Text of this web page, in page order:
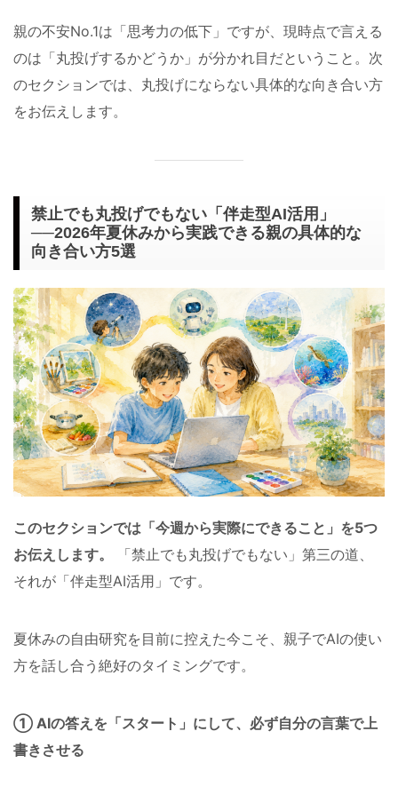
親の不安No.1は「思考力の低下」ですが、現時点で言える
のは「丸投げするかどうか」が分かれ目だということ。次
のセクションでは、丸投げにならない具体的な向き合い方
をお伝えします。
禁止でも丸投げでもない「伴走型AI活用」
──2026年夏休みから実践できる親の具体的な
向き合い方5選
このセクションでは「今週から実際にできること」を5つ
お伝えします。
「禁止でも丸投げでもない」第三の道、
それが「伴走型AI活用」です。
夏休みの自由研究を目前に控えた今こそ、親子でAIの使い
方を話し合う絶好のタイミングです。
① AIの答えを「スタート」にして、必ず自分の言葉で上
書きさせる